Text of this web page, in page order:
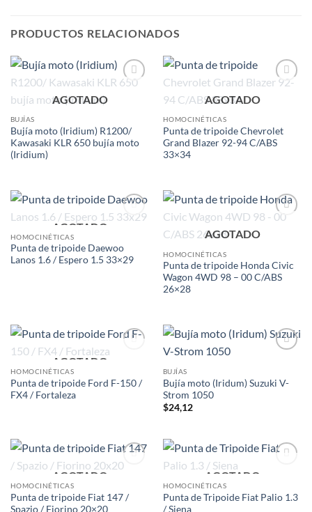
PRODUCTOS RELACIONADOS
AGOTADO
BUJÍAS
Bujía moto (Iridium) R1200/
Kawasaki KLR 650 bujía moto
(Iridium)
AGOTADO
HOMOCINÉTICAS
Punta de tripoide Chevrolet
Grand Blazer 92-94 C/ABS
33×34
AGOTADO
HOMOCINÉTICAS
Punta de tripoide Daewoo
Lanos 1.6 / Espero 1.5 33×29
AGOTADO
HOMOCINÉTICAS
Punta de tripoide Honda Civic
Wagon 4WD 98 – 00 C/ABS
26×28
AGOTADO
HOMOCINÉTICAS
Punta de tripoide Ford F-150 /
FX4 / Fortaleza
BUJÍAS
Bujía moto (Iridum) Suzuki V-
Strom 1050
$24,12
AGOTADO
HOMOCINÉTICAS
Punta de tripoide Fiat 147 /
Spazio / Fiorino 20×20
AGOTADO
HOMOCINÉTICAS
Punta de Tripoide Fiat Palio 1.3
/ Siena